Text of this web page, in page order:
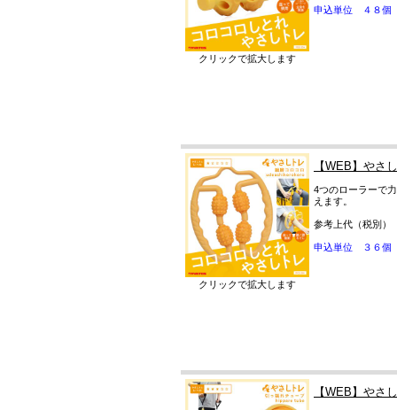
クリックで拡大します
申込単位 ４８個
クリックで拡大します
【WEB】や
4つのローラーで
えます。
参考上代（税別）
申込単位 ３６個
【WEB】やさ